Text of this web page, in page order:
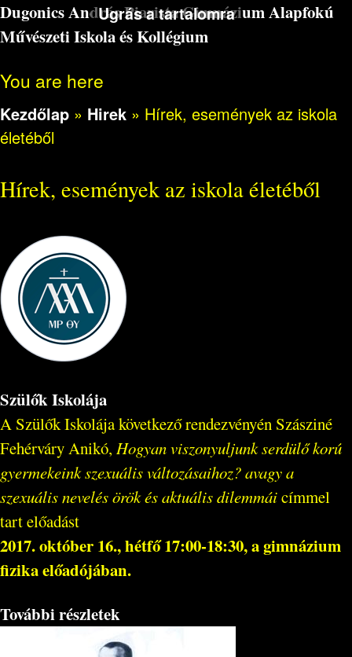
Ugrás a tartalomra
Dugonics András Piarista Gimnázium Alapfokú
Művészeti Iskola és Kollégium
You are here
Kezdőlap » Hirek » Hírek, események az iskola
életéből
Hírek, események az iskola életéből
Szülők Iskolája
A Szülők Iskolája következő rendezvényén Szásziné
Fehérváry Anikó, Hogyan viszonyuljunk serdülő korú
gyermekeink szexuális változásaihoz? avagy a
szexuális nevelés örök és aktuális dilemmáicímmel
tart előadást
2017. október 16., hétfő 17:00-18:30, a gimnázium
fizika előadójában.
További részletek